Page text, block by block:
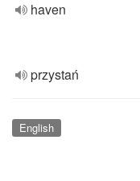
haven
przystań
English